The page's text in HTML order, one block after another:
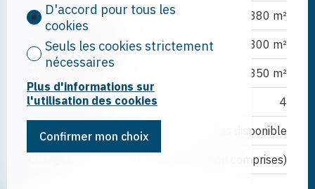
Surface terrain 380 m²
Surface habitable 300 m²
350 m²
Nombre de WC 4
Places de parc Pas disponible
CHF 450.-/mois (non comprises)
D'accord pour tous les
cookies
Seuls les cookies strictement
nécessaires
Plus d'informations sur
l'utilisation des cookies
Confirmer mon choix